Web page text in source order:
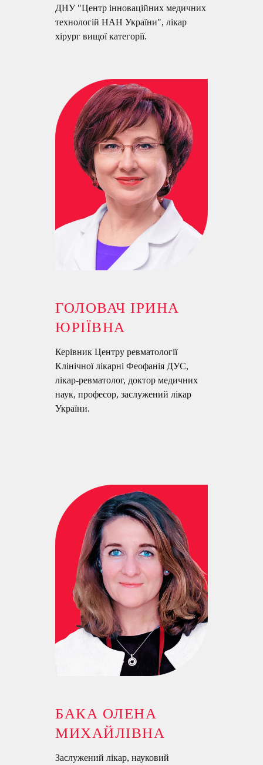
ДНУ "Центр інноваційних медичних
технологій НАН України", лікар
хірург вищої категорії.
ГОЛОВАЧ ІРИНА
ЮРІЇВНА
Керівник Центру ревматології
Клінічної лікарні Феофанія ДУС,
лікар-ревматолог, доктор медичних
наук, професор, заслужений лікар
України.
БАКА ОЛЕНА
МИХАЙЛІВНА
Заслужений лікар, науковий